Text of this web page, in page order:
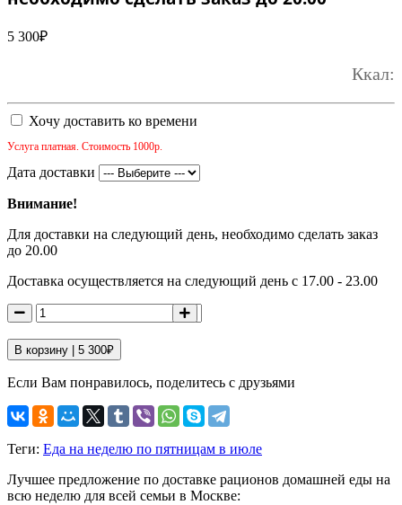
5 300₽
Ккал:
Хочу доставить ко времени
Услуга платная. Стоимость 1000р.
Дата доставки
Внимание!
Для доставки на следующий день, необходимо сделать заказ
до 20.00
Доставка осуществляется на следующий день с 17.00 - 23.00
В корзину | 5 300₽
Если Вам понравилось, поделитесь с друзьями
Теги: Еда на неделю по пятницам в июле
Лучшее предложение по доставке рационов домашней еды на
всю неделю для всей семьи в Москве: